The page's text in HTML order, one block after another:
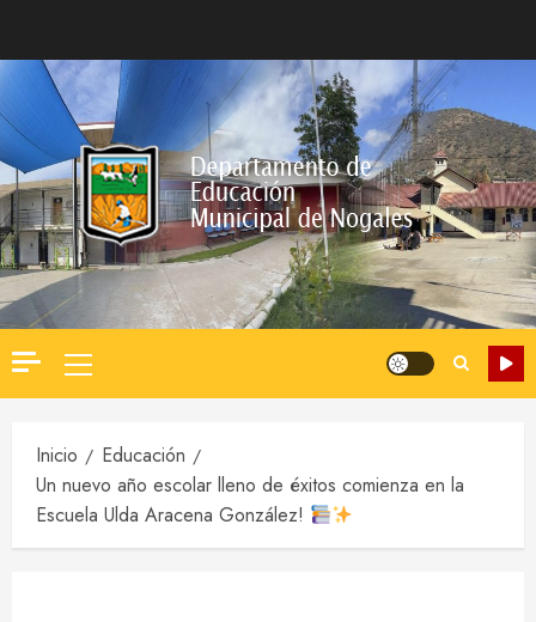
contenido
Menú
principal
Inicio
Educación
Un nuevo año escolar lleno de éxitos comienza en la
Escuela Ulda Aracena González!